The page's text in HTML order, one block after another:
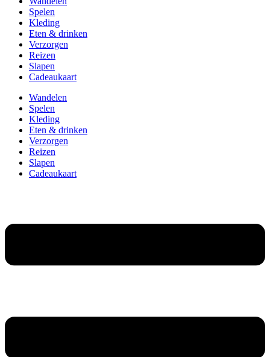
Spelen
Kleding
Eten & drinken
Verzorgen
Reizen
Slapen
Cadeaukaart
Wandelen
Spelen
Kleding
Eten & drinken
Verzorgen
Reizen
Slapen
Cadeaukaart